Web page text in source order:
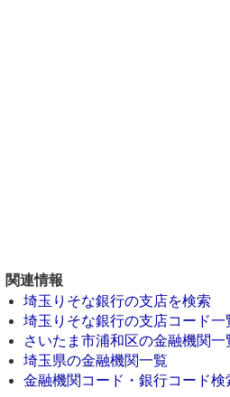
関連情報
埼玉りそな銀行の支店を検索
埼玉りそな銀行の支店コード一
さいたま市浦和区の金融機関一
埼玉県の金融機関一覧
金融機関コード・銀行コード検